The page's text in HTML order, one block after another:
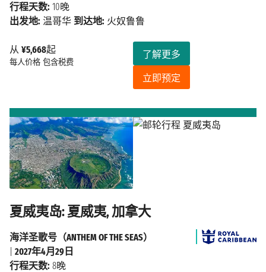
从 ¥5,668起
每人价格 包含税费
了解更多
立即预定
行程天数: 10晚
出发地: 温哥华 到达地: 火奴鲁鲁
夏威夷岛: 夏威夷, 加拿大
海洋圣歌号（ANTHEM OF THE SEAS）
2027年4月29日
行程天数: 8晚